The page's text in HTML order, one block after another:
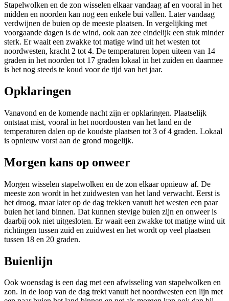
Stapelwolken en de zon wisselen elkaar vandaag af en vooral in het
midden en noorden kan nog een enkele bui vallen. Later vandaag
verdwijnen de buien op de meeste plaatsen. In vergelijking met
voorgaande dagen is de wind, ook aan zee eindelijk een stuk minder
sterk. Er waait een zwakke tot matige wind uit het westen tot
noordwesten, kracht 2 tot 4. De temperaturen lopen uiteen van 14
graden in het noorden tot 17 graden lokaal in het zuiden en daarmee
is het nog steeds te koud voor de tijd van het jaar.
Opklaringen
Vanavond en de komende nacht zijn er opklaringen. Plaatselijk
ontstaat mist, vooral in het noordoosten van het land en de
temperaturen dalen op de koudste plaatsen tot 3 of 4 graden. Lokaal
is opnieuw vorst aan de grond mogelijk.
Morgen kans op onweer
Morgen wisselen stapelwolken en de zon elkaar opnieuw af. De
meeste zon wordt in het zuidwesten van het land verwacht. Eerst is
het droog, maar later op de dag trekken vanuit het westen een paar
buien het land binnen. Dat kunnen stevige buien zijn en onweer is
daarbij ook niet uitgesloten. Er waait een zwakke tot matige wind uit
richtingen tussen zuid en zuidwest en het wordt op veel plaatsen
tussen 18 en 20 graden.
Buienlijn
Ook woensdag is een dag met een afwisseling van stapelwolken en
zon. In de loop van de dag trekt vanuit het noordwesten een lijn met